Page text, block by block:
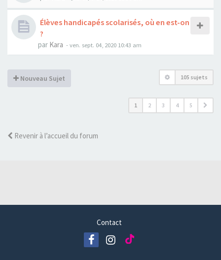
Élèves handicapés scolarisés, où en est-on
?
par Kara -ven. sept. 04, 2020 10:43 am
Nouveau Sujet 105 sujets
1 2 3 4 5
Revenir à l’accueil du forum
Contact